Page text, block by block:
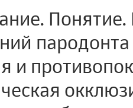
Понятие.
и